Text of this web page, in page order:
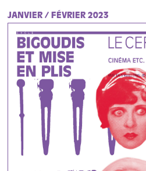
JANVIER / FÉVRIER 2023